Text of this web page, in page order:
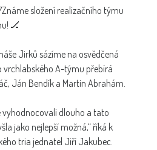
Známe složení realizačního týmu
🏒
Jirků sázíme na osvědčená
vrchlabského A-týmu přebírá
Ján Bendík a Martin Abrahám.
dlouho a tato
jako nejlepší možná,“ říká k
tria jednatel Jiří Jakubec.